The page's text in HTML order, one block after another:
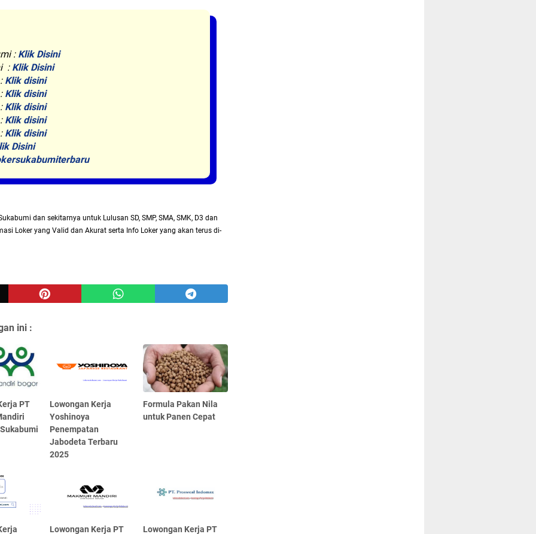
: Klik Disini
: Klik Disini
Klik disini
Klik disini
Klik disini
Klik disini
Klik disini
Disini
dan sekitarnya untuk Lulusan SD, SMP, SMA, SMK, D3 dan
Loker yang Valid dan Akurat serta Info Loker yang akan terus di-
ini :
PT
Lowongan Kerja
Yoshinoya
Penempatan
Jabodeta Terbaru
2025
Formula Pakan Nila
untuk Panen Cepat
Lowongan Kerja PT Lowongan Kerja PT